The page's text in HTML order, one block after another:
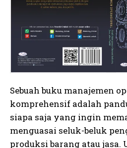
Sebuah buku manajemen
komprehensif adalah
siapa saja yang ingin
menguasai seluk-beluk
produksi barang atau jasa.